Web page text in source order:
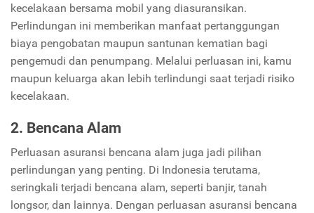
kecelakaan bersama mobil yang diasuransikan.
Perlindungan ini memberikan manfaat pertanggungan
biaya pengobatan maupun santunan kematian bagi
pengemudi dan penumpang. Melalui perluasan ini, kamu
maupun keluarga akan lebih terlindungi saat terjadi risiko
kecelakaan.
2. Bencana Alam
Perluasan asuransi bencana alam juga jadi pilihan
perlindungan yang penting. Di Indonesia terutama,
seringkali terjadi bencana alam, seperti banjir, tanah
longsor, dan lainnya. Dengan perluasan asuransi bencana